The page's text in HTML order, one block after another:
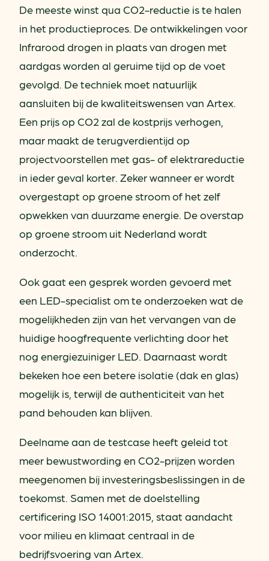
De meeste winst qua CO2-reductie is te halen
in het productieproces. De ontwikkelingen voor
Infrarood drogen in plaats van drogen met
aardgas worden al geruime tijd op de voet
gevolgd. De techniek moet natuurlijk
aansluiten bij de kwaliteitswensen van Artex.
Een prijs op CO2 zal de kostprijs verhogen,
maar maakt de terugverdientijd op
projectvoorstellen met gas- of elektrareductie
in ieder geval korter. Zeker wanneer er wordt
overgestapt op groene stroom of het zelf
opwekken van duurzame energie. De overstap
op groene stroom uit Nederland wordt
onderzocht.
Ook gaat een gesprek worden gevoerd met
een LED-specialist om te onderzoeken wat de
mogelijkheden zijn van het vervangen van de
huidige hoogfrequente verlichting door het
nog energiezuiniger LED. Daarnaast wordt
bekeken hoe een betere isolatie (dak en glas)
mogelijk is, terwijl de authenticiteit van het
pand behouden kan blijven.
Deelname aan de testcase heeft geleid tot
meer bewustwording en CO2-prijzen worden
meegenomen bij investeringsbeslissingen in de
toekomst. Samen met de doelstelling
certificering ISO 14001:2015, staat aandacht
voor milieu en klimaat centraal in de
bedrijfsvoering van Artex.